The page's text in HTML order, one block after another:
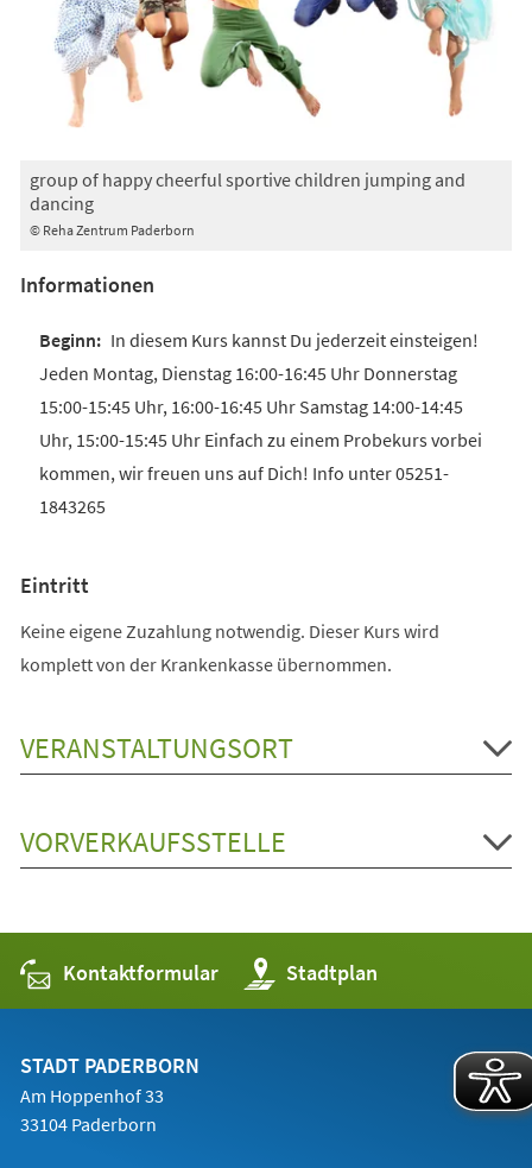
© Reha Zentrum Paderborn
group of happy cheerful sportive children jumping and
dancing
Informationen
In diesem Kurs kannst Du jederzeit einsteigen!
Jeden Montag, Dienstag 16:00-16:45 Uhr Donnerstag
15:00-15:45 Uhr, 16:00-16:45 Uhr Samstag 14:00-14:45
Uhr, 15:00-15:45 Uhr Einfach zu einem Probekurs vorbei
kommen, wir freuen uns auf Dich! Info unter 05251-
1843265
Eintritt
Keine eigene Zuzahlung notwendig. Dieser Kurs wird
komplett von der Krankenkasse übernommen.
VERANSTALTUNGSORT
VORVERKAUFSSTELLE
Kontaktformular Stadtplan
(Öffnet
in
einem
STADT PADERBORN
Am Hoppenhof 33
33104 Paderborn